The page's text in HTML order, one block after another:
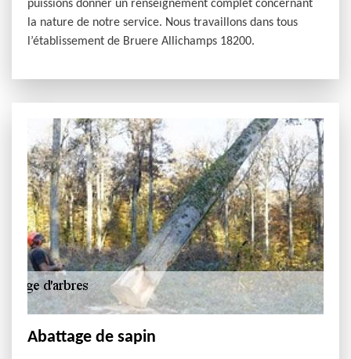
puissions donner un renseignement complet concernant
la nature de notre service. Nous travaillons dans tous
l’établissement de Bruere Allichamps 18200.
Abattage de sapin